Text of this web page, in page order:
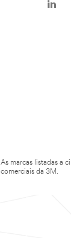
As marcas listadas a
comerciais da 3M.